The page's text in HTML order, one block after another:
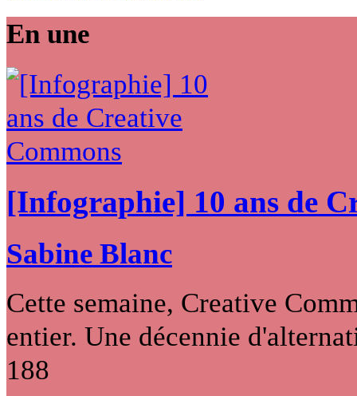
En une
[Infographie] 10 ans de
Sabine Blanc
Cette semaine, Creative
entier. Une décennie
188